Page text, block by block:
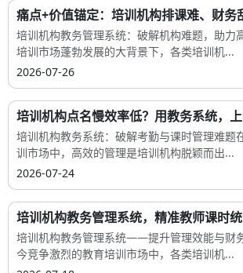
痛点+价值锚定：培训机构排课难、财务
培训机构教务管理系统：破解机构难题，助力
培训市场蓬勃发展的大背景下，各类培训机...
2026-07-26
培训机构点名慢效率低？用教务系统，
培训机构教务系统：破解考勤与课时管理难题
训市场中，高效的管理是培训机构脱颖而出...
2026-07-24
培训机构教务管理系统，精准教师课时
培训机构教务管理系统——提升管理效能与财
今竞争激烈的教育培训市场中，各类培训机...